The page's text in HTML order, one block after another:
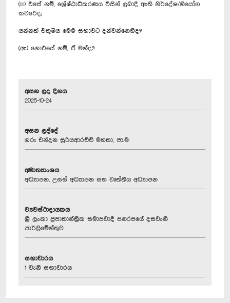
(ii) එසේ නම්, ශ්‍රේෂ්ඨාධිකරණය විසින් ලබාදී ඇති නිර්දේශ/නියෝග
කවරේද;
යන්නත් එතුමිය මෙම සභාවට දන්වන්නෙහිද?
(ඇ) නොඑසේ නම්, ඒ මන්ද?
අසන ලද දිනය
2025-10-24
අසන ලද්දේ
ගරු චන්දන සූරියආරච්චි මහතා, පා.ම.
අමාත්‍යාංශය
අධ්‍යාපන, උසස් අධ්‍යාපන සහ වෘත්තීය අධ්‍යාපන
ව්‍යවස්ථාදායකය
ශ්‍රී ලංකා ප්‍රජාතාන්ත්‍රික සමාජවාදී ජනරජයේ දසවැනි
පාර්ලිමේන්තුව
සභාවාරය
1 වැනි සභාවාරය